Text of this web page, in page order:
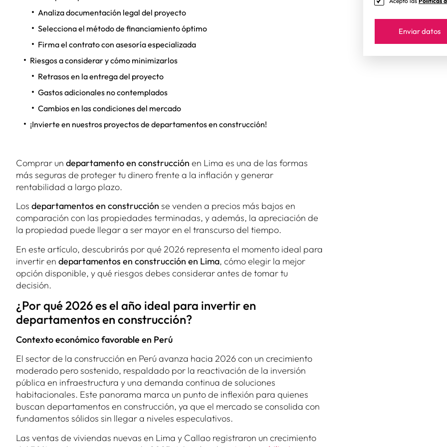
Analiza documentación legal del proyecto
Selecciona el método de financiamiento óptimo
Firma el contrato con asesoría especializada
Riesgos a considerar y cómo minimizarlos
Retrasos en la entrega del proyecto
Gastos adicionales no contemplados
Cambios en las condiciones del mercado
¡Invierte en nuestros proyectos de departamentos en construcción!
Comprar un departamento en construcción en Lima es una de las formas
más seguras de proteger tu dinero frente a la inflación y generar
rentabilidad a largo plazo.
Los departamentos en construcción se venden a precios más bajos en
comparación con las propiedades terminadas, y además, la apreciación de
la propiedad puede llegar a ser mayor en el transcurso del tiempo.
En este artículo, descubrirás por qué 2026 representa el momento ideal para
invertir en departamentos en construcción en Lima, cómo elegir la mejor
opción disponible, y qué riesgos debes considerar antes de tomar tu
decisión.
¿Por qué 2026 es el año ideal para invertir en
departamentos en construcción?
Contexto económico favorable en Perú
El sector de la construcción en Perú avanza hacia 2026 con un crecimiento
moderado pero sostenido, respaldado por la reactivación de la inversión
pública en infraestructura y una demanda continua de soluciones
habitacionales. Este panorama marca un punto de inflexión para quienes
buscan departamentos en construcción, ya que el mercado se consolida con
fundamentos sólidos sin llegar a niveles especulativos.
Las ventas de viviendas nuevas en Lima y Callao registraron un crecimiento